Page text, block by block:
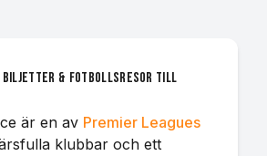
biljetter & fotbollsresor till
är en av Premier Leagues
klubbar och ett